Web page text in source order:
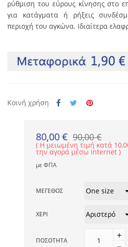
ρύθμιση του εύρους κίνησης στο
για κατάγματα ή ρήξεις
περιοχή του αγκώνα. Ιδιαίτερα
Κοινή χρήση
80,00 € 90,00 €
Η μειωμένη τιμή κατά
την αγορά μέσω internet
με ΦΠΑ
ΜΈΓΕΘΟΣ
ΧΈΡΙ
ΠΟΣΌΤΗΤΑ